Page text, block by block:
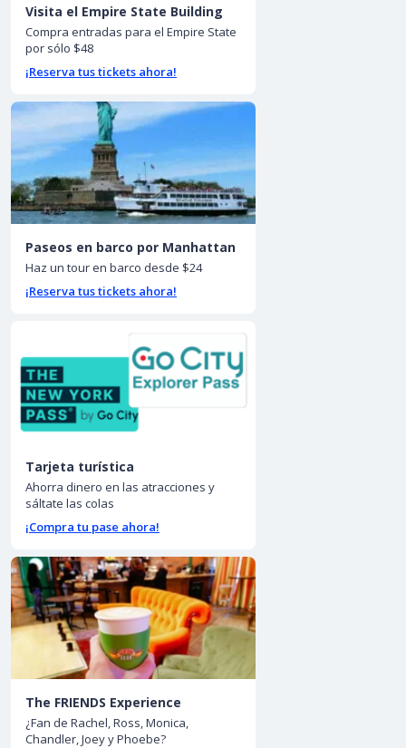
Visita el Empire State Building
Compra entradas para el Empire State
por sólo $48
¡Reserva tus tickets ahora!
Paseos en barco por Manhattan
Haz un tour en barco desde $24
¡Reserva tus tickets ahora!
Tarjeta turística
Ahorra dinero en las atracciones y
sáltate las colas
¡Compra tu pase ahora!
The FRIENDS Experience
¿Fan de Rachel, Ross, Monica,
Chandler, Joey y Phoebe?